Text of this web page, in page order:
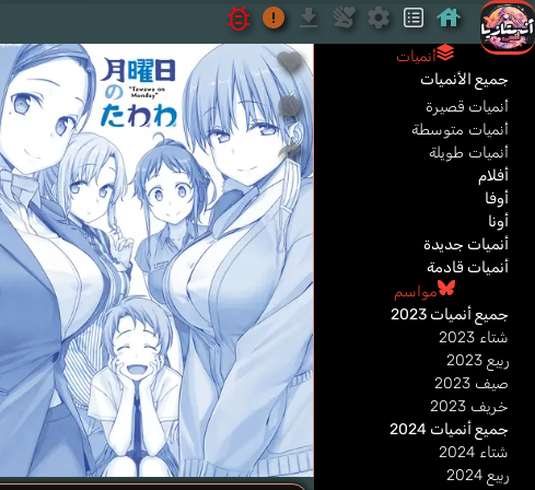
أنميات
جميع الأنميات
أنميات قصيرة
أنميات متوسطة
أنميات طويلة
أفلام
أوفا
أونا
أنميات جديدة
أنميات قادمة
مواسم
جميع أنميات 2023
شتاء 2023
ربيع 2023
صيف 2023
خريف 2023
جميع أنميات 2024
شتاء 2024
ربيع 2024